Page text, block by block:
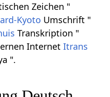
Zeichen "
Kyoto Umschrift "
Transkription "
InternetItrans
".